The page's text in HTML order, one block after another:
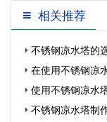
的区别(工业冷却
相关推荐
不锈钢凉水塔的
在使用不锈钢凉
温 使用不锈钢凉水
不锈钢凉水塔制